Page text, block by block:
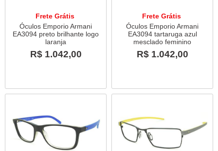
Frete Grátis
Óculos Emporio Armani
EA3094 preto brilhante logo
laranja
R$ 1.042,00
Frete Grátis
Óculos Emporio Armani
EA3094 tartaruga azul
mesclado feminino
R$ 1.042,00